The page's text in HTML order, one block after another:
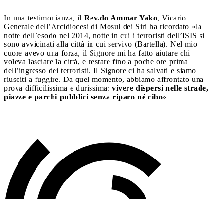
In una testimonianza, il Rev.do Ammar Yako, Vicario
Generale dell’Arcidiocesi di Mosul dei Siri ha ricordato «la
notte dell’esodo nel 2014, notte in cui i terroristi dell’ISIS si
sono avvicinati alla città in cui servivo (Bartella). Nel mio
cuore avevo una forza, il Signore mi ha fatto aiutare chi
voleva lasciare la città, e restare fino a poche ore prima
dell’ingresso dei terroristi. Il Signore ci ha salvati e siamo
riusciti a fuggire. Da quel momento, abbiamo affrontato una
prova difficilissima e durissima: vivere dispersi nelle strade,
piazze e parchi pubblici senza riparo né cibo».